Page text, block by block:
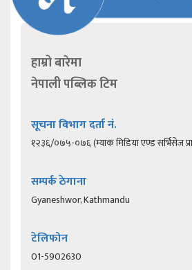
हाम्रो बारेमा
नेपाली पब्लिक टिम
सूचना विभाग दर्ता नं.
१२३६/०७५-०७६ (म्याक मिडिया एण्ड सर्भिसेज
सम्पर्क ठेगाना
Gyaneshwor, Kathmandu
टेलिफोन
01-5902630